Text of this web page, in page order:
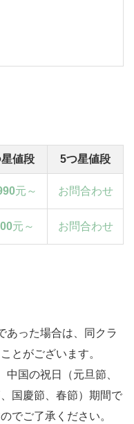
値段 5つ星値段
元～ お問合わせ
元～ お問合わせ
あった場合は、同クラ
とがございます。
国の祝日（元旦節、
国慶節、春節）期間で
でご了承ください。